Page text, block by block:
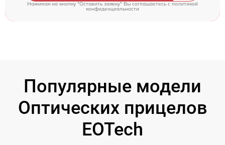
Нажимая на кнопку "Оставить заявку" Вы соглашаетесь c политикой
конфиденциальности
Популярные модели
Оптических прицелов
EOTech